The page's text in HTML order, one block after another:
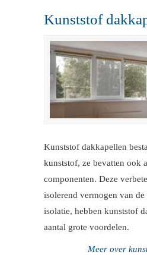
Kunststof
Kunststof dakkapellen
kunststof, ze bevatten ook
componenten. Deze
isolerend vermogen van
isolatie, hebben kunststof
aantal grote voordelen.
Meer over